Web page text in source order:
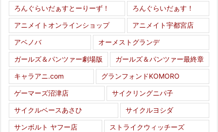
ろんぐらいだぁすとーりーず！ ろんぐらいだぁす！
アニメイトオンラインショップ アニメイト宇都宮店
アベノバ オーメストグランデ
ガールズ＆パンツァー劇場版 ガールズ＆パンツァー最終章
キャラアニ.com グランフォンドKOMORO
ゲーマーズ沼津店 サイクリングニパ子
サイクルベースあさひ サイクルヨシダ
サンボルト ヤフー店 ストライクウィッチーズ